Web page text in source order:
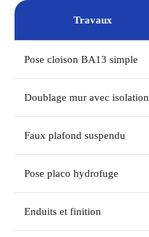
Travaux
Pose cloison BA13 simple
Doublage mur avec isolation
Faux plafond suspendu
Pose placo hydrofuge
Enduits et finition